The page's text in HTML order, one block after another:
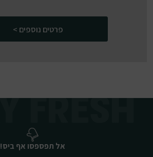
פרטים נוספים >
אל תפספסו אף ביס!